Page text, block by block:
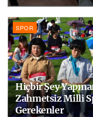
SPOR
Hiçbir Şey
Zahmetsiz Milli
Gerekenler